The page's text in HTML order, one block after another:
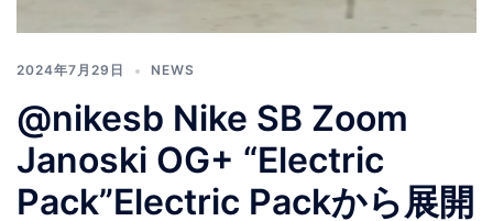
2024年7月29日 NEWS
@nikesb Nike SB Zoom
Janoski OG+ “Electric
Pack”Electric Packから展開